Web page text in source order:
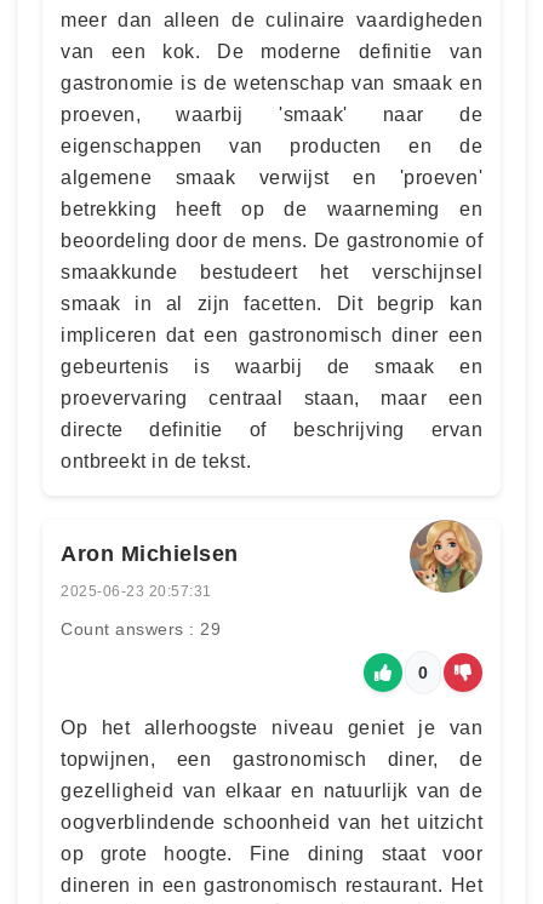
meer dan alleen de culinaire vaardigheden
van een kok. De moderne definitie van
gastronomie is de wetenschap van smaak en
proeven, waarbij 'smaak' naar de
eigenschappen van producten en de
algemene smaak verwijst en 'proeven'
betrekking heeft op de waarneming en
beoordeling door de mens. De gastronomie of
smaakkunde bestudeert het verschijnsel
smaak in al zijn facetten. Dit begrip kan
impliceren dat een gastronomisch diner een
gebeurtenis is waarbij de smaak en
proevervaring centraal staan, maar een
directe definitie of beschrijving ervan
ontbreekt in de tekst.
Aron Michielsen
2025-06-23 20:57:31
Count answers : 29
0
Op het allerhoogste niveau geniet je van
topwijnen, een gastronomisch diner, de
gezelligheid van elkaar en natuurlijk van de
oogverblindende schoonheid van het uitzicht
op grote hoogte. Fine dining staat voor
dineren in een gastronomisch restaurant. Het